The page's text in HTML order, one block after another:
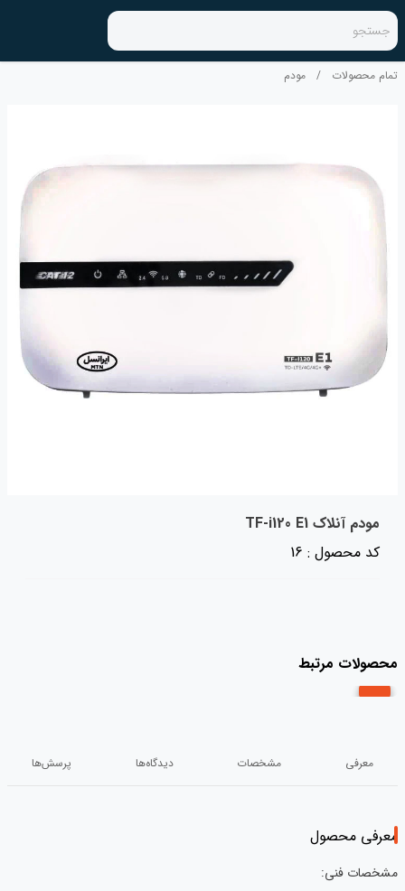
جستجو
تمام محصولات / مودم
مودم آنلاک TF-i120 E1
کد محصول : 16
محصولات مرتبط
معرفی مشخصات دیدگاه‌ها پرسش‌ها
معرفی محصول
مشخصات فنی: